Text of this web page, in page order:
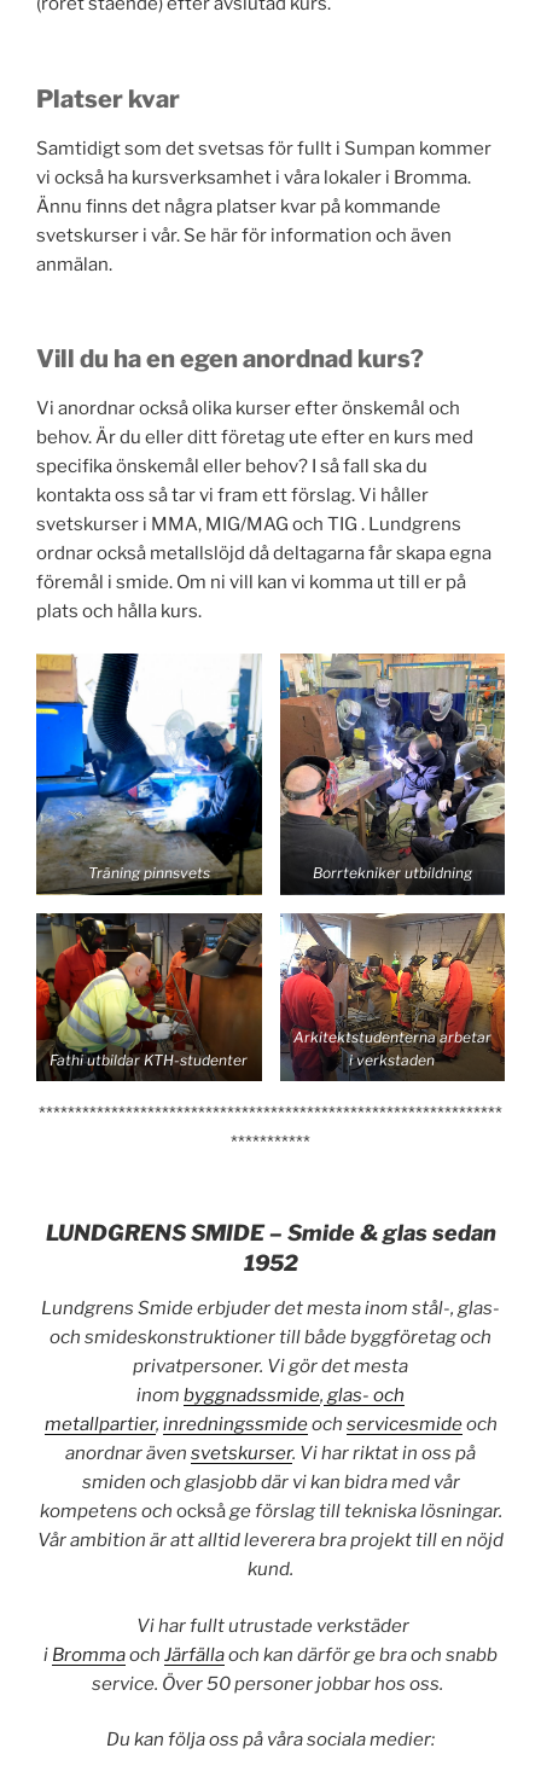
Platser kvar
Samtidigt som det svetsas för fullt i Sumpan kommer
vi också ha kursverksamhet i våra lokaler i Bromma.
Ännu finns det några platser kvar på kommande
svetskurser i vår. Se här för information och även
anmälan.
Vill du ha en egen anordnad kurs?
Vi anordnar också olika kurser efter önskemål och
behov. Är du eller ditt företag ute efter en kurs med
specifika önskemål eller behov? I så fall ska du
kontakta oss så tar vi fram ett förslag. Vi håller
svetskurser i MMA, MIG/MAG och TIG . Lundgrens
ordnar också metallslöjd då deltagarna får skapa egna
föremål i smide. Om ni vill kan vi komma ut till er på
plats och hålla kurs.
Träning pinnsvets Borrtekniker utbildning
Fathi utbildar KTH-studenter
Arkitektstudenterna arbetar
i verkstaden
****************************************************************
***********
LUNDGRENS SMIDE – Smide & glas sedan
1952
Lundgrens Smide erbjuder det mesta inom stål-, glas-
och smideskonstruktioner till både byggföretag och
privatpersoner. Vi gör det mesta
inom byggnadssmide, glas- och
metallpartier, inredningssmideoch servicesmideoch
anordnar även svetskurser. Vi har riktat in oss på
smiden och glasjobb där vi kan bidra med vår
kompetens och ocksåge förslag till tekniska lösningar.
Vår ambition är att alltid leverera bra projekt till en nöjd
kund.
Vi har fullt utrustade verkstäder
i Brommaoch Järfällaoch kan därför ge bra och snabb
service. Över 50 personer jobbar hos oss.
Du kan följa oss på våra sociala medier: